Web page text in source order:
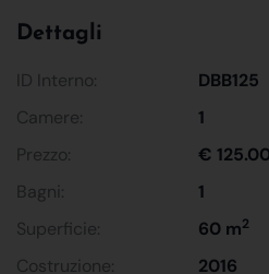
Dettagli
ID Interno:
DBB125
Camere:
1
Prezzo:
€
Bagni:
1
Superficie:
60 m2
Costruzione: 2016